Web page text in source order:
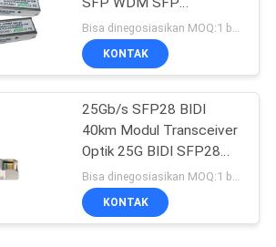
Transceiver Module
Bisa dinegosiasikan MOQ:1 buah
KONTAK
25Gb/s SFP28 BIDI
40km Modul Transceiver
Optik 25G BIDI SFP28
40KM Ethernet
KONTAK